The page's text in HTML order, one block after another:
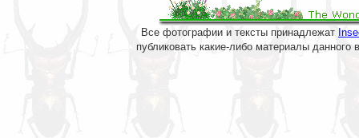
Все фотографии и тексты принадлежат
публиковать какие-либо материалы